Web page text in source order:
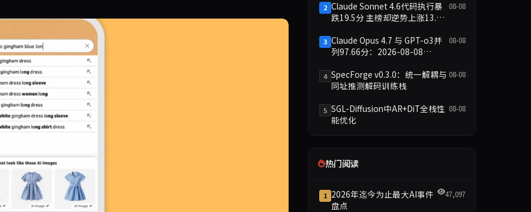
2 Claude Sonnet 4.6代码执行暴
跌19.5分 主榜却逆势上涨13.8
08-08
3 Claude Opus 4.7 与 GPT-o3并
列97.66分：2026-08-08
08-08
4 SpecForge v0.3.0：统一解耦与
同址推测解码训练栈
08-08
5 SGL-Diffusion中AR+DiT全栈性
能优化
08-08
热门阅读
1 2026年迄今为止最大AI事件
盘点
47,097